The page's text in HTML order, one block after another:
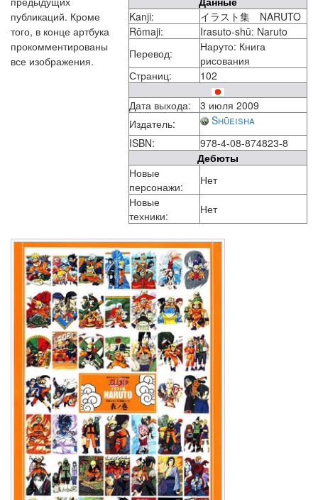
Kanji:
イラスト集 NARUTO
Rōmaji:
Irasuto-shū: Naruto
Перевод:
Наруто: Книга
рисования
Страниц:
102
Дата выхода:
3 июля 2009
Издатель:
Shūeisha
ISBN:
978-4-08-874823-8
Дебюты
Новые
персонажи:
Нет
Новые
техники:
Нет
публикаций. Кроме
того, в конце артбука
прокомментированы
все изображения.